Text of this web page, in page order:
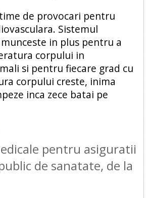
de provocari pentru
Sistemul
in plus pentru a
corpului in
si pentru fiecare grad cu
corpului creste, inima
inca zece batai pe
pentru asiguratii
de sanatate, de la